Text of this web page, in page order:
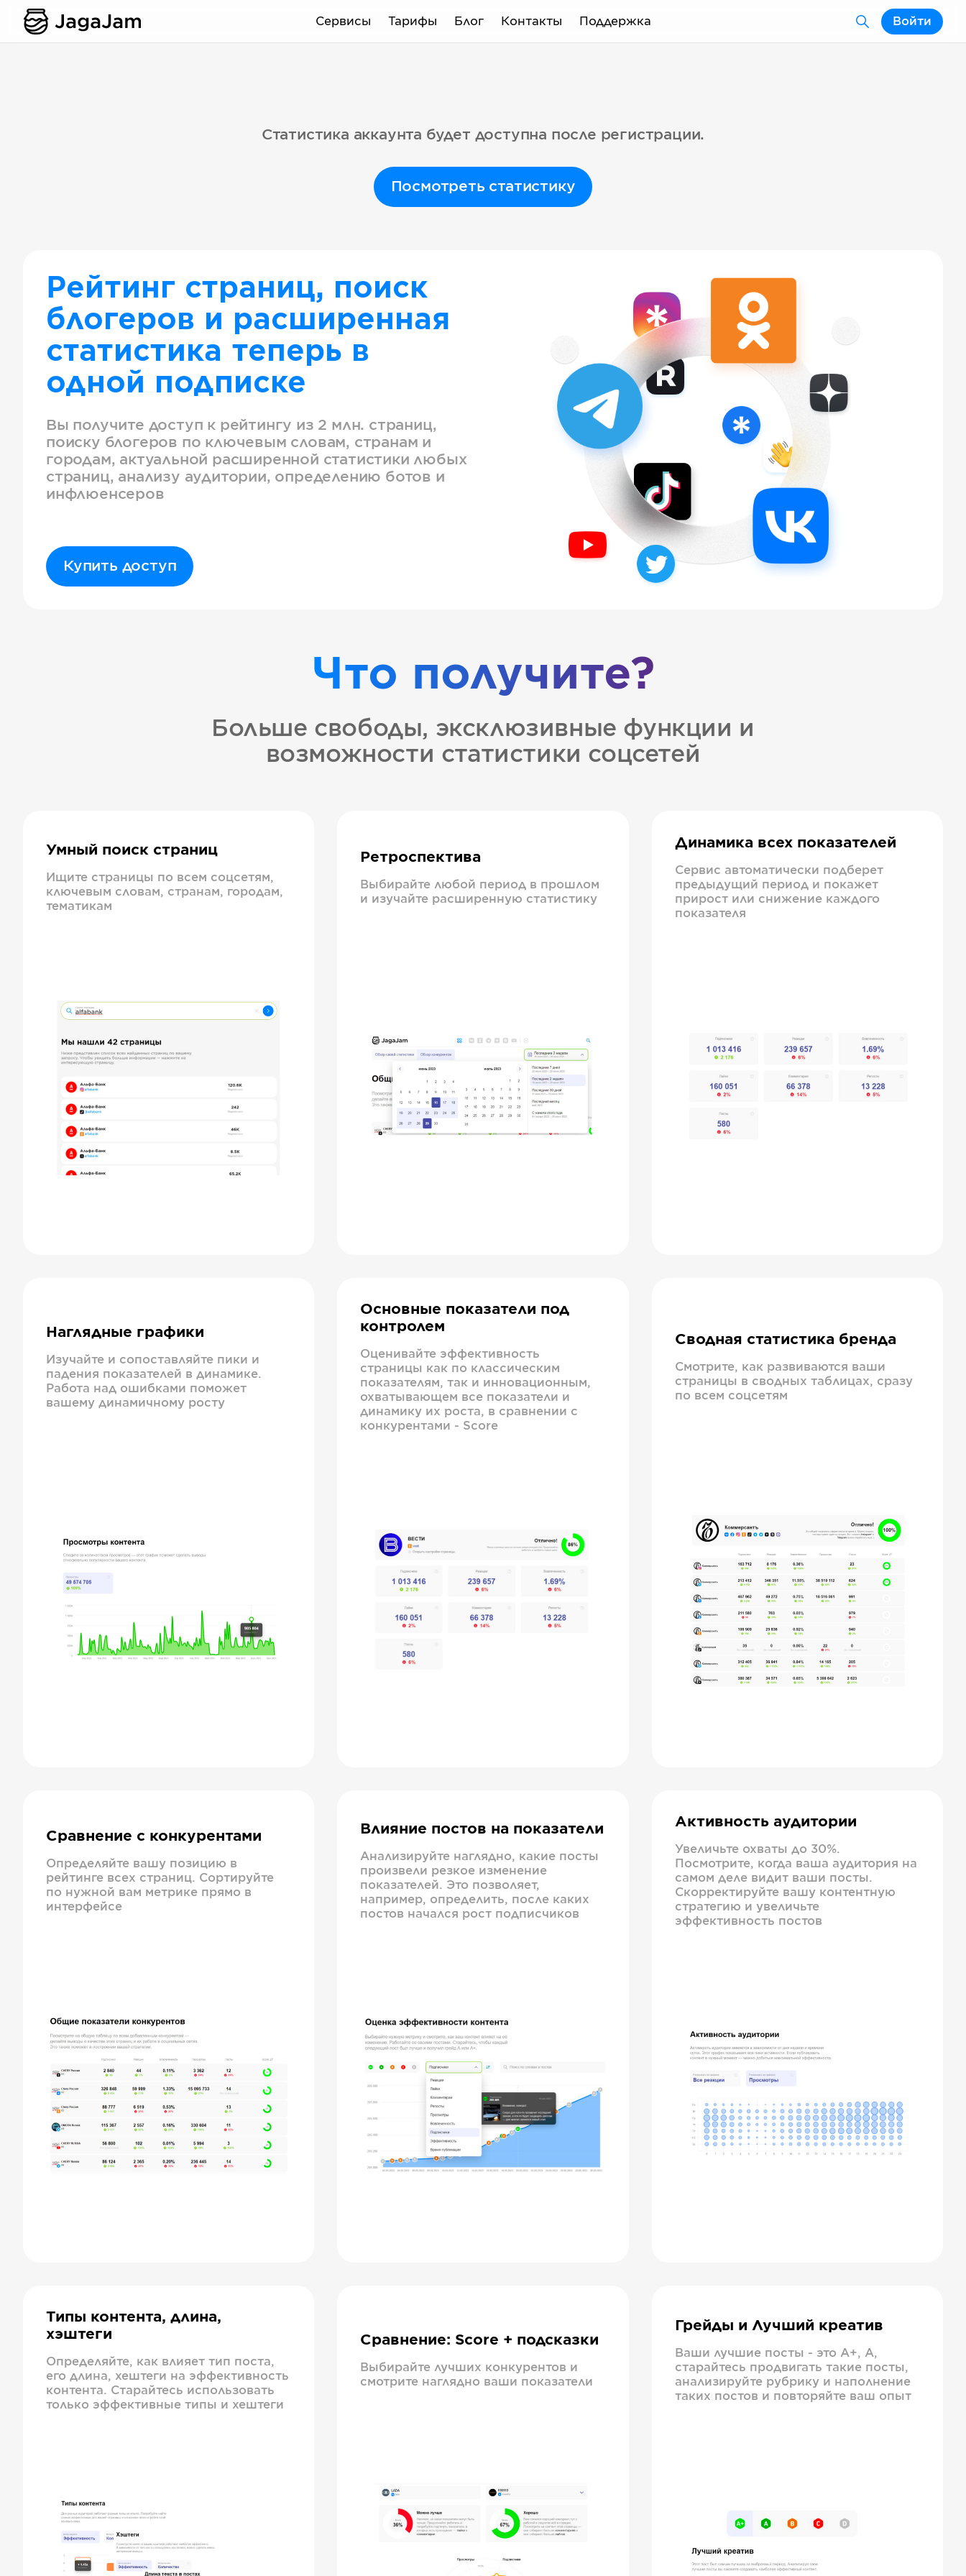
Сервисы Тарифы Блог Контакты Поддержка Войти
Статистика аккаунта будет доступна после регистрации.
Посмотреть статистику
Рейтинг страниц, поиск
блогеров и расширенная
статистика теперь в
одной подписке
Вы получите доступ к рейтингу из 2 млн. страниц,
поиску блогеров по ключевым словам, странам и
городам, актуальной расширенной статистики любых
страниц, анализу аудитории, определению ботов и
инфлюенсеров
Купить доступ
Что получите?
Больше свободы, эксклюзивные функции и
возможности статистики соцсетей
Умный поиск страниц
Ищите страницы по всем соцсетям,
ключевым словам, странам, городам,
тематикам
Ретроспектива
Выбирайте любой период в прошлом
и изучайте расширенную статистику
Динамика всех показателей
Сервис автоматически подберет
предыдущий период и покажет
прирост или снижение каждого
показателя
Наглядные графики
Изучайте и сопоставляйте пики и
падения показателей в динамике.
Работа над ошибками поможет
вашему динамичному росту
Основные показатели под
контролем
Оценивайте эффективность
страницы как по классическим
показателям, так и инновационным,
охватывающем все показатели и
динамику их роста, в сравнении с
конкурентами - Score
Сводная статистика бренда
Смотрите, как развиваются ваши
страницы в сводных таблицах, сразу
по всем соцсетям
Сравнение с конкурентами
Определяйте вашу позицию в
рейтинге всех страниц. Сортируйте
по нужной вам метрике прямо в
интерфейсе
Влияние постов на показатели
Анализируйте наглядно, какие посты
произвели резкое изменение
показателей. Это позволяет,
например, определить, после каких
постов начался рост подписчиков
Активность аудитории
Увеличьте охваты до 30%.
Посмотрите, когда ваша аудитория на
самом деле видит ваши посты.
Скорректируйте вашу контентную
стратегию и увеличьте
эффективность постов
Типы контента, длина,
хэштеги
Определяйте, как влияет тип поста,
его длина, хештеги на эффективность
контента. Старайтесь использовать
только эффективные типы и хештеги
Сравнение: Score + подсказки
Выбирайте лучших конкурентов и
смотрите наглядно ваши показатели
Грейды и Лучший креатив
Ваши лучшие посты - это А+, А,
старайтесь продвигать такие посты,
анализируйте рубрику и наполнение
таких постов и повторяйте ваш опыт